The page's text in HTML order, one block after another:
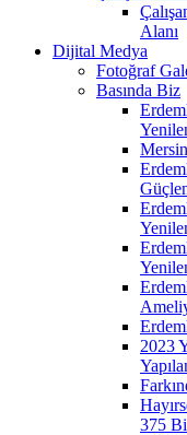
Alanı
Dijital Medya
Fotoğraf
Basında Biz
2023
375